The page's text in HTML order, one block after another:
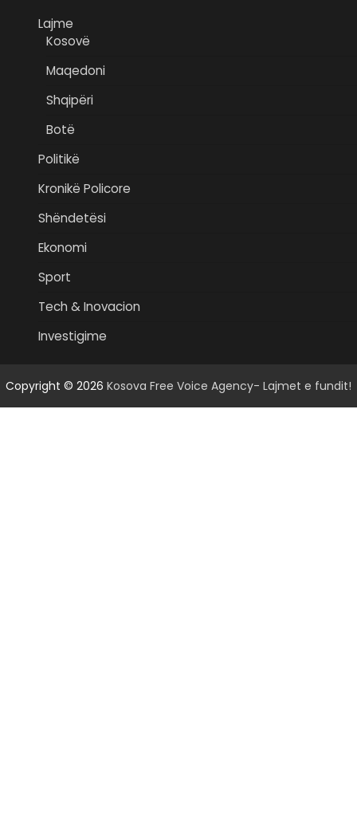
Lajme
Kosovë
Maqedoni
Shqipëri
Botë
Politikë
Kronikë Policore
Shëndetësi
Ekonomi
Sport
Tech & Inovacion
Investigime